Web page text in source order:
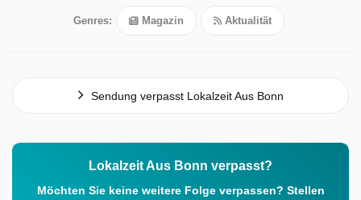
Genres: Magazin Aktualität
Sendung verpasst Lokalzeit Aus Bonn
Lokalzeit Aus Bonn verpasst?
Möchten Sie keine weitere Folge verpassen? Stellen